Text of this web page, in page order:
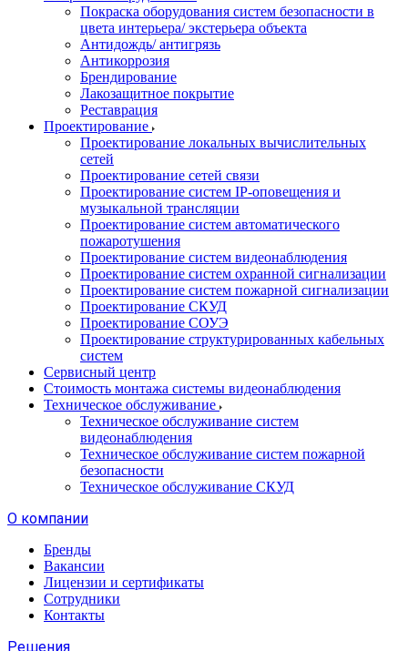
Покраска оборудования систем безопасности в
цвета интерьера/ экстерьера объекта
Антидождь/ антигрязь
Антикоррозия
Брендирование
Лакозащитное покрытие
Реставрация
Проектирование
Проектирование локальных вычислительных
сетей
Проектирование сетей связи
Проектирование систем IP-оповещения и
музыкальной трансляции
Проектирование систем автоматического
пожаротушения
Проектирование систем видеонаблюдения
Проектирование систем охранной сигнализации
Проектирование систем пожарной сигнализации
Проектирование СКУД
Проектирование СОУЭ
Проектирование структурированных кабельных
систем
Сервисный центр
Стоимость монтажа системы видеонаблюдения
Техническое обслуживание
Техническое обслуживание систем
видеонаблюдения
Техническое обслуживание систем пожарной
безопасности
Техническое обслуживание СКУД
О компании
Бренды
Вакансии
Лицензии и сертификаты
Сотрудники
Контакты
Решения